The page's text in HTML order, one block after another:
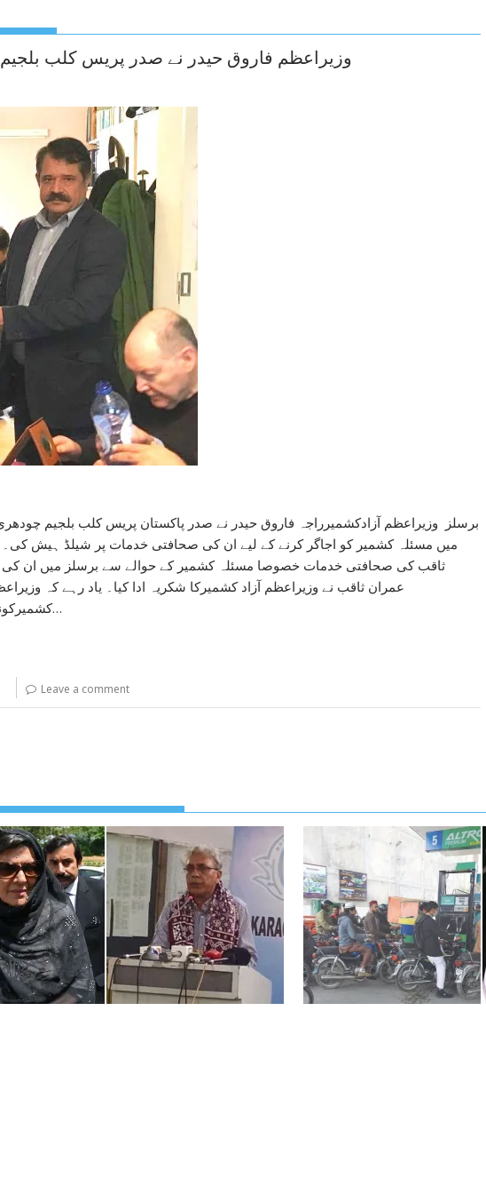
وزیراعظم فاروق حیدر نے صدر پریس کلب
میں مسئلہ کشمیر کو اجاگر کرنے کے لیے ان کی صحافتی خدمات پر شیلڈ ہیش کی۔
ثاقب کی صحافتی خدمات خصوصا مسئلہ کشمیر کے حوالے سے برسلز میں ان
عمران ثاقب نے وزیراعظم آزاد کشمیرکا شکریہ ادا کیا۔ یاد رہے کہ
کشمیرکونسل ای یو کی دعوت پر کشمیر ای یو ویک…
Leave a comment